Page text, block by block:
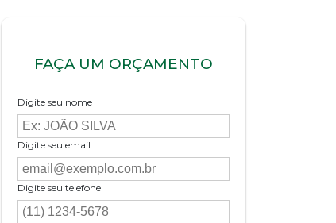
FAÇA UM ORÇAMENTO
Digite seu nome
Digite seu email
Digite seu telefone